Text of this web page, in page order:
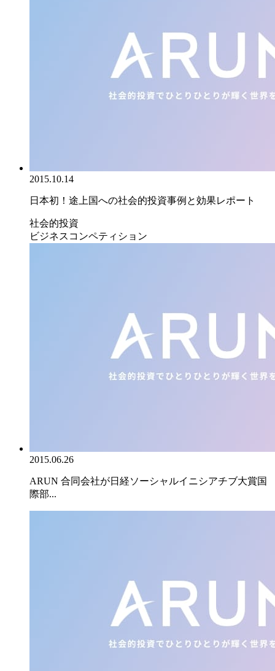
2015.10.14
日本初！途上国への社会的投資事例と効果レポート
社会的投資
ビジネスコンペティション
2015.06.26
ARUN 合同会社が日経ソーシャルイニシアチブ大賞国
際部...